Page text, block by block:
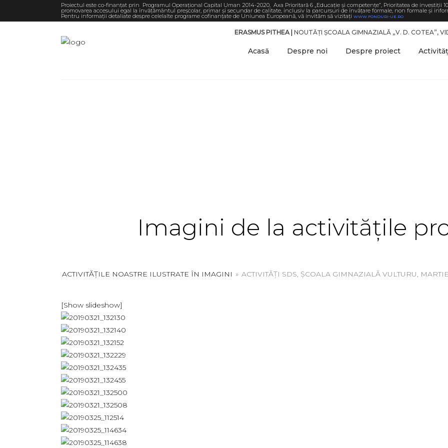
Proiectul este co-finanțat prin Programul Operațional Capital Uman 2014-2020, Axa Prioritară 6 „Educație și competențe”, Prioritatea de investiții
promovarea accesului egal la învățământul preșcolar, primar și secundar de calitate, inclusiv la parcursuri de învățare formale, non formale și
Pentru informaţii detaliate despre celelalte programe cofinanţate de Uniunea Europeană, vă invităm să vizitaţi WWW.FONDURI-UE.RO
ERASMUS PITHEA| NOUTĂȚI ȘCOALA GIMNAZIALĂ „V. D. COTEA”,
Acasă Despre noi Despre proiect
Imagini de la activitățile
ACTIVITĂȚILE NOASTRE ILUSTRATE ÎN IMAGINI » ACTIVITĂȚI SDS, ȘCOALA GIMNAZIALĂ VULTURU,
[Show slideshow]